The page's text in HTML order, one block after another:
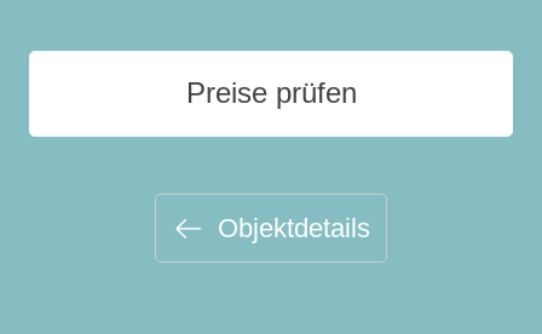
Campingplätze
Reiseziele
Preise prüfen
Objektdetails